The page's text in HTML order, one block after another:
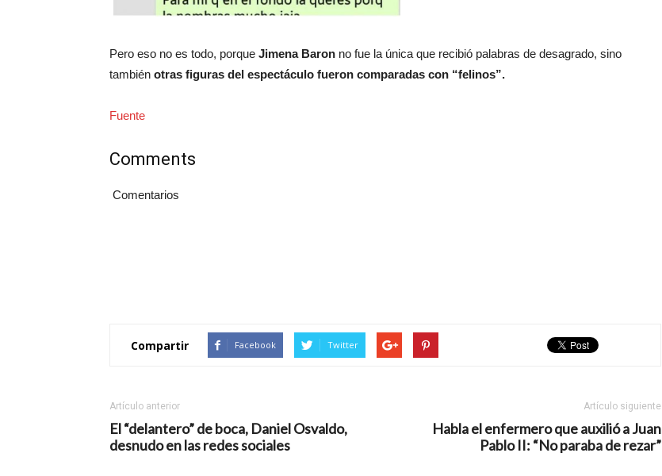
Pero eso no es todo, porque Jimena Baron no fue la única que recibió palabras de desagrado, sino
también otras figuras del espectáculo fueron comparadas con “felinos”.
Fuente
Comments
Comentarios
Compartir Facebook Twitter
Artículo anterior
El “delantero” de boca, Daniel Osvaldo,
desnudo en las redes sociales
Artículo siguiente
Habla el enfermero que auxilió a Juan
Pablo II: “No paraba de rezar”